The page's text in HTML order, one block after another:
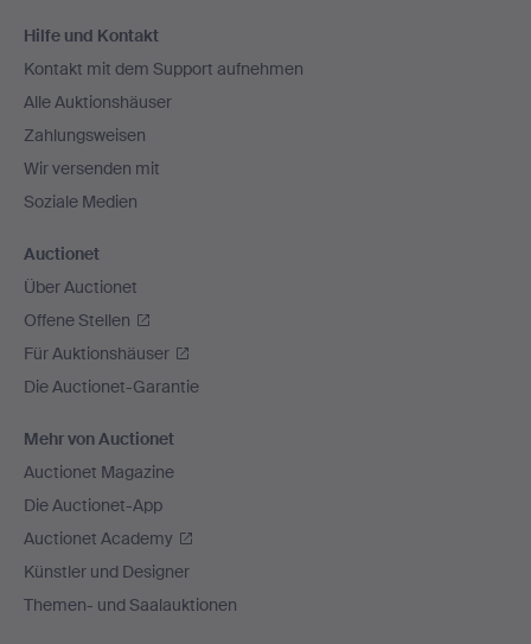
Navigation
Hilfe und Kontakt
Kontakt mit dem Support aufnehmen
Alle Auktionshäuser
Zahlungsweisen
Wir versenden mit
Soziale Medien
Auctionet
Über Auctionet
Offene Stellen
Für Auktionshäuser
Die Auctionet-Garantie
Mehr von Auctionet
Auctionet Magazine
Die Auctionet-App
Auctionet Academy
Künstler und Designer
Themen- und Saalauktionen